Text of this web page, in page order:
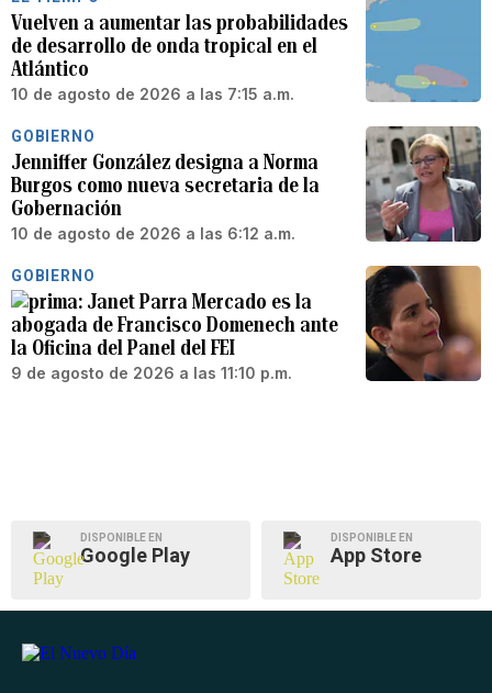
Vuelven a aumentar las probabilidades
de desarrollo de onda tropical en el
Atlántico
10 de agosto de 2026 a las 7:15 a.m.
GOBIERNO
Jenniffer González designa a Norma
Burgos como nueva secretaria de la
Gobernación
10 de agosto de 2026 a las 6:12 a.m.
GOBIERNO
Janet Parra Mercado es la
abogada de Francisco Domenech ante
la Oficina del Panel del FEI
9 de agosto de 2026 a las 11:10 p.m.
DISPONIBLE EN
Google Play
DISPONIBLE EN
App Store